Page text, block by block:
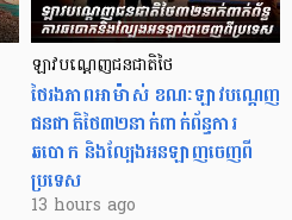
ឡាវបណ្តេញជនជាតិថៃ
ថៃរងភាពអាម៉ាស់ ខណៈឡាវបណ្តេញ
ជនជាតិថៃ៣២នាក់ពាក់ព័ន្ធការ
ឆបោក និងល្បែងអនឡាញចេញពី
ប្រទេស
13 hours ago